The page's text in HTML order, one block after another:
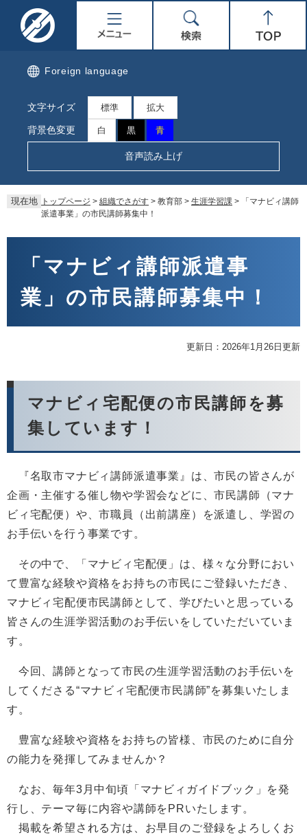
ー
ニ
ュ
ー
索
Foreign language
文字サイズ 標準 拡大
背景色変更 白 黒 青
音声読み上げ
現在地 トップページ > 組織でさがす > 教育部 > 生涯学習課 >
「マナビィ講師
派遣事業」の市民講師募集中！
「マナビィ講師派遣事
業」の市民講師募集中！
更新日：2026年1月26日更新
マナビィ宅配便の市民講師を募
集しています！
『名取市マナビィ講師派遣事業』は、市民の皆さんが
企画・主催する催し物や学習会などに、市民講師（マナ
ビィ宅配便）や、市職員（出前講座）を派遣し、学習の
お手伝いを行う事業です。
その中で、「マナビィ宅配便」は、様々な分野におい
て豊富な経験や資格をお持ちの市民にご登録いただき、
マナビィ宅配便市民講師として、学びたいと思っている
皆さんの生涯学習活動のお手伝いをしていただいていま
す。
今回、講師となって市民の生涯学習活動のお手伝いを
してくださる“マナビィ宅配便市民講師”を募集いたしま
す。
豊富な経験や資格をお持ちの皆様、市民のために自分
の能力を発揮してみませんか？
なお、毎年3月中旬頃「マナビィガイドブック」を発
行し、テーマ毎に内容や講師をPRいたします。
掲載を希望される方は、お早目のご登録をよろしくお